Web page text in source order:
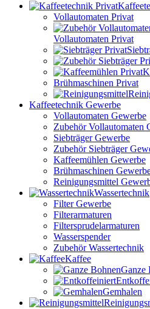
Vollautomaten Privat
Vollautomaten Privat
Brühmaschinen Privat
Kaffeetechnik Gewerbe
Vollautomaten Gewerbe
Zubehör Vollautomaten
Siebträger Gewerbe
Zubehör Siebträger
Kaffeemühlen Gewerbe
Brühmaschinen
Reinigungsmittel
Wassertechnik
Filter Gewerbe
Filterarmaturen
Filtersprudelarmaturen
Wasserspender
Zubehör Wassertechnik
Kaffee
Ganze
Gemhalen